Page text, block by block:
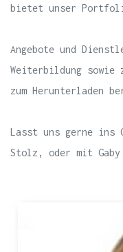
bietet unser
Angebote und
Weiterbildung sowie
zum Herunterladen
Lasst uns gerne ins
Stolz, oder mit